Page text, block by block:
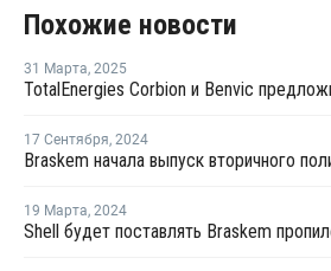
Похожие новости
31 Марта, 2025
17 Сентября, 2024
Braskem начала выпуск вторичного
19 Марта, 2024